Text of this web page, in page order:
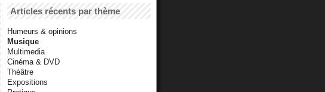
Articles récents par thème
Humeurs & opinions
Musique
Multimedia
Cinéma & DVD
Théâtre
Expositions